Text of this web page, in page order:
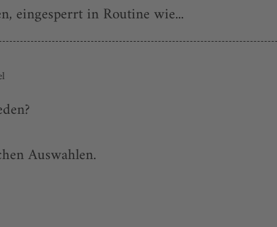
eingesperrt in Routine wie...
Auswahlen.